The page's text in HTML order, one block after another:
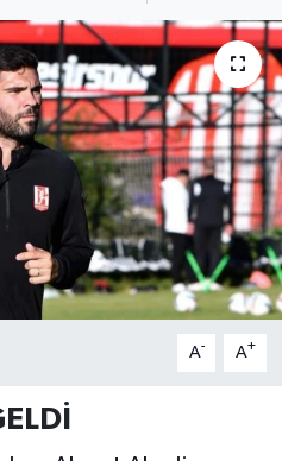
A- A+